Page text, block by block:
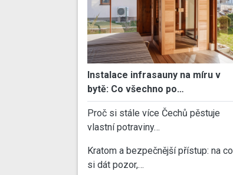
Instalace infrasauny na míru v
bytě: Co všechno po…
Proč si stále více Čechů pěstuje
vlastní potraviny…
Kratom a bezpečnější přístup: na co
si dát pozor,…